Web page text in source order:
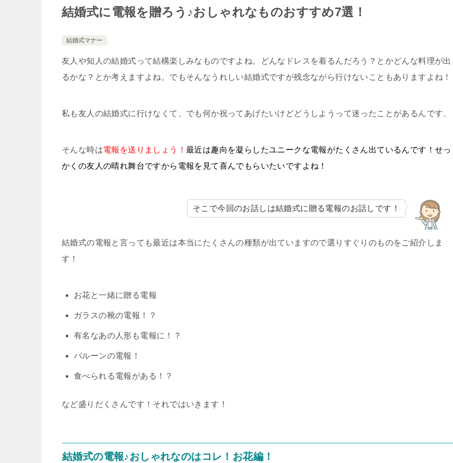
結婚式に電報を贈ろう♪おしゃれなものおすすめ7選！
結婚式マナー
友人や知人の結婚式って結構楽しみなものですよね。どんなドレスを着るんだろう？とかどんな料理が出
るかな？とか考えますよね。でもそんなうれしい結婚式ですが残念ながら行けないこともありますよね！
私も友人の結婚式に行けなくて、でも何か祝ってあげたいけどどうしようって迷ったことがあるんです、
そんな時は電報を送りましょう！ 最近は趣向を凝らしたユニークな電報がたくさん出ているんです！せっ
かくの友人の晴れ舞台ですから電報を見て喜んでもらいたいですよね！
そこで今回のお話しは結婚式に贈る電報のお話しです！
結婚式の電報と言っても最近は本当にたくさんの種類が出ていますので選りすぐりのものをご紹介しま
す！
お花と一緒に贈る電報
ガラスの靴の電報！？
有名なあの人形も電報に！？
バルーンの電報！
食べられる電報がある！？
など盛りだくさんです！それではいきます！
結婚式の電報♪おしゃれなのはコレ！お花編！